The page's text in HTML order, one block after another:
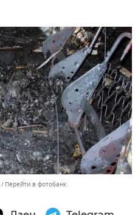
Перейти в фотобанк